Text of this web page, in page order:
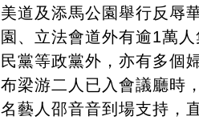
美道及添馬公園舉行反辱
園、立法會道外有逾1萬
民黨等政黨外，亦有多個
布梁游二人已入會議廳時
名藝人邵音音到場支持，